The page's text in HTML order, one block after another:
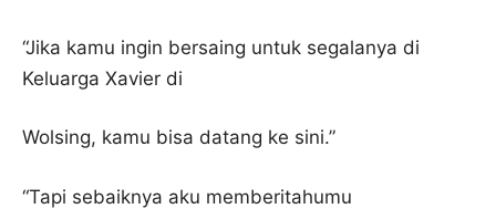
“Jika kamu ingin bersaing untuk segalanya di
Keluarga Xavier di
Wolsing, kamu bisa datang ke sini.”
“Tapi sebaiknya aku memberitahumu